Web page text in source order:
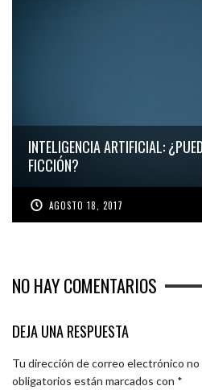
INTELIGENCIA ARTIFICIAL:
FICCIÓN?
AGOSTO 18, 2017
NO HAY COMENTARIOS
DEJA UNA RESPUESTA
Tu dirección de correo electrónico no
obligatorios están marcados con *